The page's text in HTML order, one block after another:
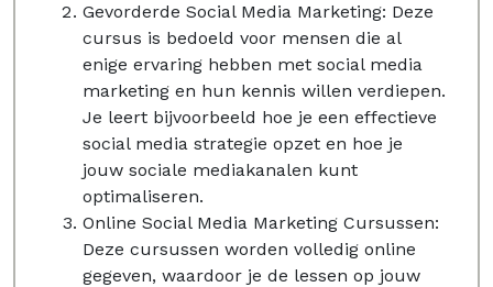
Gevorderde Social Media Marketing: Deze
cursus is bedoeld voor mensen die al
enige ervaring hebben met social media
marketing en hun kennis willen verdiepen.
Je leert bijvoorbeeld hoe je een effectieve
social media strategie opzet en hoe je
jouw sociale mediakanalen kunt
optimaliseren.
Online Social Media Marketing Cursussen:
Deze cursussen worden volledig online
gegeven, waardoor je de lessen op jouw